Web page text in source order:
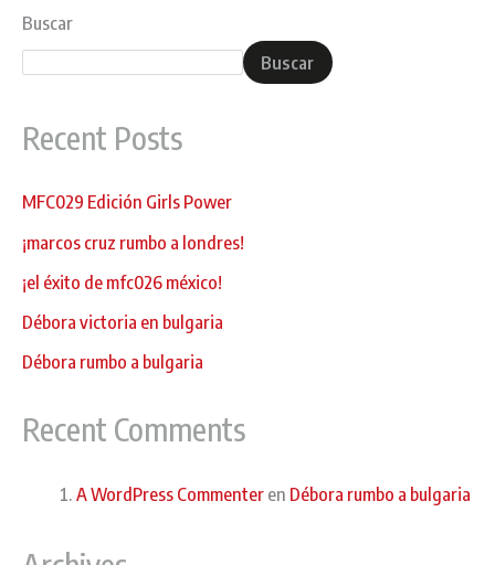
Buscar
Buscar
Recent Posts
MFC029 Edición Girls Power
¡marcos cruz rumbo a londres!
¡el éxito de mfc026 méxico!
Débora victoria en bulgaria
Débora rumbo a bulgaria
Recent Comments
A WordPress Commenteren Débora rumbo a bulgaria